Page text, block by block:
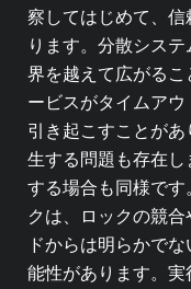
察してはじめて、
ります。分散シス
界を越えて広がる
ービスがタイムア
引き起こすことが
生する問題も存在
する場合も同様で
クは、ロックの競
ドからは明らかで
能性があります。実